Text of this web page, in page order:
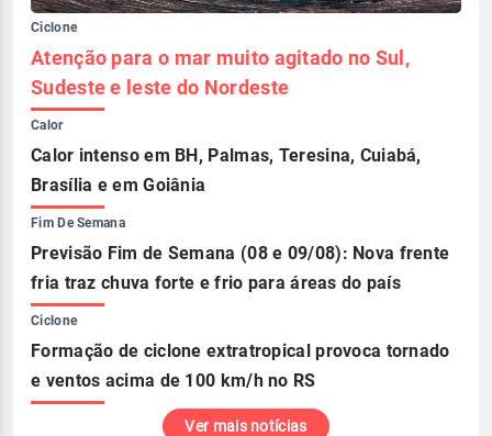
Ciclone
Atenção para o mar muito agitado no Sul,
Sudeste e leste do Nordeste
Calor
Calor intenso em BH, Palmas, Teresina, Cuiabá,
Brasília e em Goiânia
Fim De Semana
Previsão Fim de Semana (08 e 09/08): Nova frente
fria traz chuva forte e frio para áreas do país
Ciclone
Formação de ciclone extratropical provoca tornado
e ventos acima de 100 km/h no RS
Ver mais notícias